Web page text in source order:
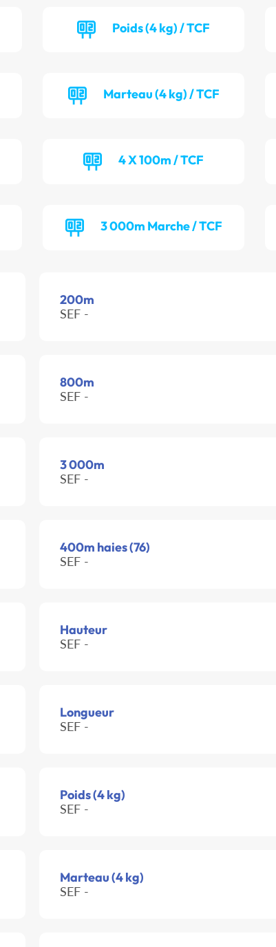
Poids (4 kg) / TCF
Marteau (4 kg) / TCF
4 X 100m / TCF
3 000m Marche / TCF
200m
SEF -
800m
SEF -
3 000m
SEF -
400m haies (76)
SEF -
Hauteur
SEF -
Longueur
SEF -
Poids (4 kg)
SEF -
Marteau (4 kg)
SEF -